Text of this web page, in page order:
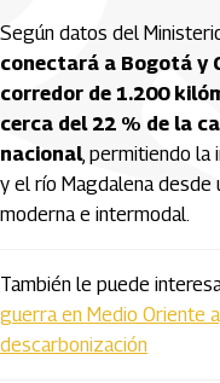
Según datos del
conectará a Bogotá y
corredor de 1.200
cerca del 22 % de la
nacional, permitiendo la
y el río Magdalena desde
moderna e intermodal.
También le puede
guerra en Medio Oriente
descarbonización